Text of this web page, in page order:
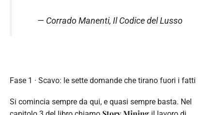
— Corrado Manenti, Il Codice del Lusso
Fase 1 · Scavo: le sette domande che tirano fuori i fatti
Si comincia sempre da qui, e quasi sempre basta. Nel